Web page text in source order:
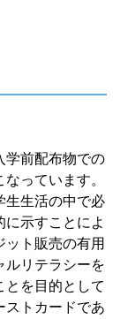
学前配布物での
っています。
生生活の中で必
示すことによ
ット販売の有用
ルリテラシーを
とを目的として
ストカードであ